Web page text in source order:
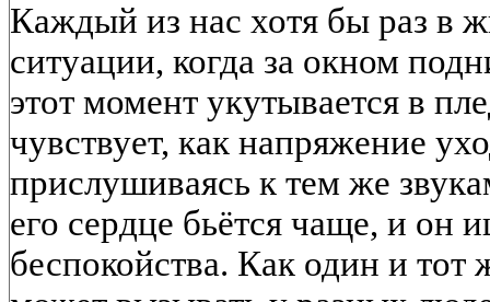
Каждый из нас хотя бы раз в
ситуации, когда за окном
этот момент укутывается в
чувствует, как напряжение
прислушиваясь к тем же
его сердце бьётся чаще, и он
беспокойства. Как один и